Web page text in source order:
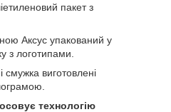
пакет з
Аксус упакований у
з логотипами.
смужка виготовлені
технологію